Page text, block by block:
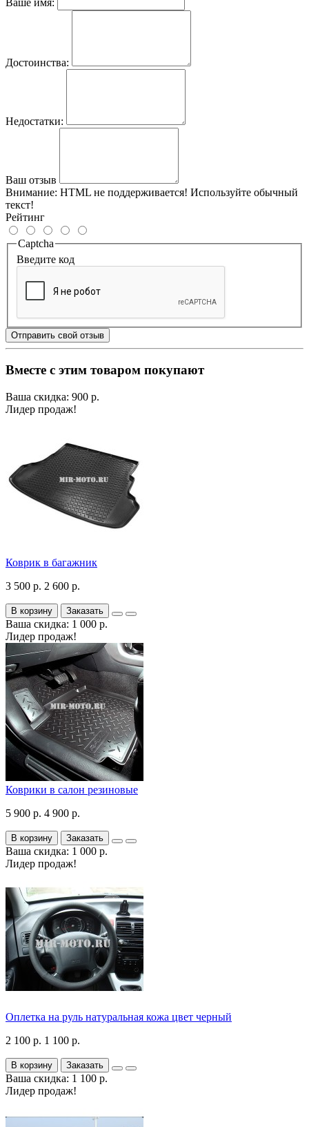
Достоинства:
Недостатки:
Ваш отзыв
Внимание: HTML не поддерживается! Используйте обычный
текст!
Рейтинг
Captcha
Введите код
Отправить свой отзыв
Вместе с этим товаром покупают
Ваша скидка: 900 р.
Лидер продаж!
Коврик в багажник
3 500 р. 2 600 р.
В корзину Заказать
Ваша скидка: 1 000 р.
Лидер продаж!
Коврики в салон резиновые
5 900 р. 4 900 р.
В корзину Заказать
Ваша скидка: 1 000 р.
Лидер продаж!
Оплетка на руль натуральная кожа цвет черный
2 100 р. 1 100 р.
В корзину Заказать
Ваша скидка: 1 100 р.
Лидер продаж!